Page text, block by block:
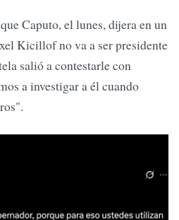
Caputo, el lunes, dijera en un
Kicillof no va a ser presidente
salió a contestarle con
a investigar a él cuando